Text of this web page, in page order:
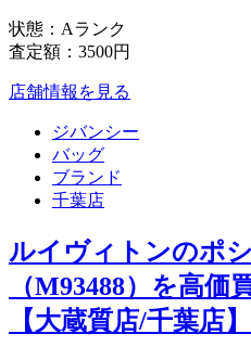
状態：Aランク
査定額：3500円
店舗情報を見る
ジバンシー
バッグ
ブランド
千葉店
ルイヴィトンのポ
（M93488）を高
【大蔵質店/千葉店】